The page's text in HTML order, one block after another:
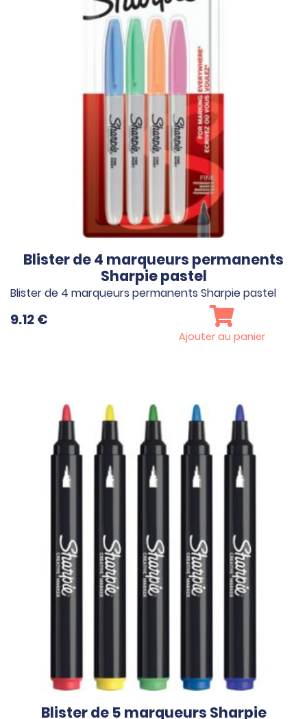
Blister de 4 marqueurs permanents
Sharpie pastel
Blister de 4 marqueurs permanents Sharpie pastel
9.12€
Ajouter au panier
Blister de 5 marqueurs Sharpie